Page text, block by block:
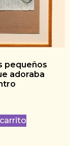
pequeños
adoraba